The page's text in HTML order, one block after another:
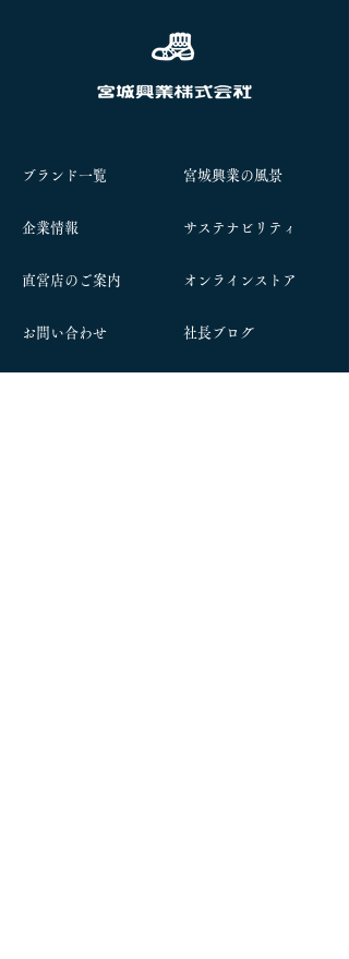
ブランド一覧
企業情報
​直営店のご案内
お問い合わせ
宮城興業の風景
サステナビリティ
オンラインストア
社長ブログ